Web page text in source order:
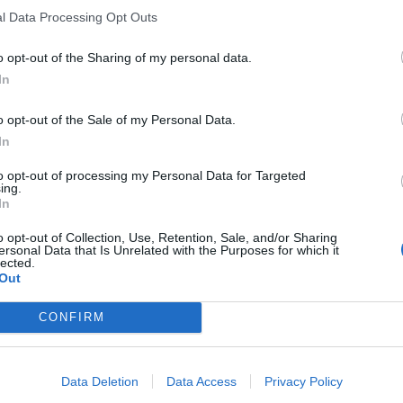
Data Processing Opt Outs
opt-out of the Sharing of my personal data.
opt-out of the Sale of my Personal Data.
opt-out of processing my Personal Data for Targeted
opt-out of Collection, Use, Retention, Sale, and/or Sharing
Data that Is Unrelated with the Purposes for which it
CONFIRM
Data Deletion Data Access Privacy Policy
Σταθμού στο Καρβέλι Ταϋγέτου
των κατοίκων την Κυριακή (19/5)
2024 19:39
Άμεση κατάσβεση δύο πυρκαγιών στην
Καρβελίου
εκδηλώθηκαν χθες, Κυριακή 11 Ιουνίου 2023
Καρβελίου εξ αιτίας κεραυνών.
2023 17:48